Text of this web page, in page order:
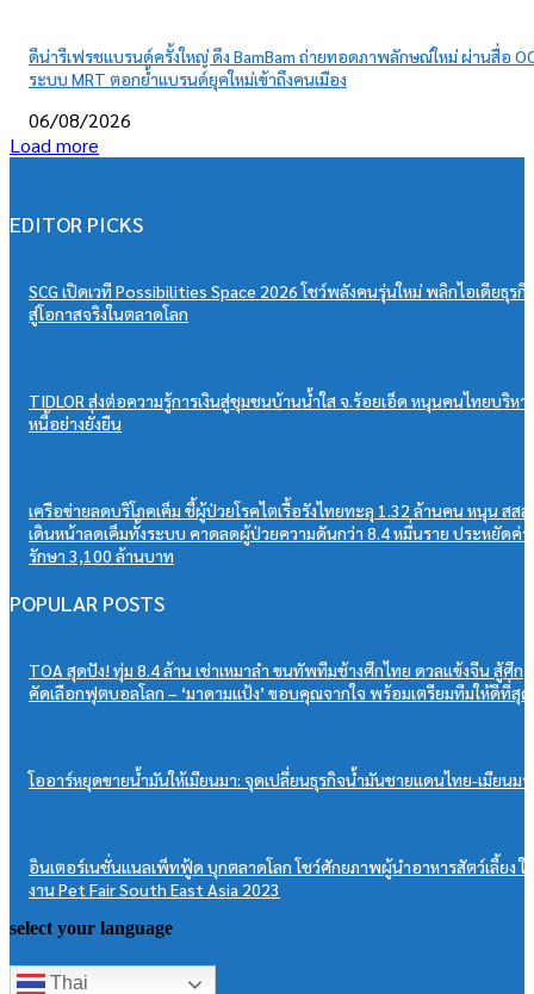
ดีน่ารีเฟรชแบรนด์ครั้งใหญ่ ดึง BamBam ถ่ายทอดภาพลักษณ์ใหม่ ผ่านสื่อ
ระบบ MRT ตอกย้ำแบรนด์ยุคใหม่เข้าถึงคนเมือง
06/08/2026
Load more
EDITOR PICKS
SCG เปิดเวที Possibilities Space 2026 โชว์พลังคนรุ่นใหม่ พลิกไอเดียธุรกิ
สู่โอกาสจริงในตลาดโลก
TIDLOR ส่งต่อความรู้การเงินสู่ชุมชนบ้านน้ำใส จ.ร้อยเอ็ด หนุนคนไทยบริหา
หนี้อย่างยั่งยืน
เครือข่ายลดบริโภคเค็ม ชี้ผู้ป่วยโรคไตเรื้อรังไทยทะลุ 1.32 ล้านคน หนุน สสส.
เดินหน้าลดเค็มทั้งระบบ คาดลดผู้ป่วยความดันกว่า 8.4 หมื่นราย ประหยัดค่า
รักษา 3,100 ล้านบาท
POPULAR POSTS
TOA สุดปัง! ทุ่ม 8.4 ล้าน เช่าเหมาลำ ขนทัพทีมช้างศึกไทย ดวลแข้งจีน สู้ศึก
คัดเลือกฟุตบอลโลก – ‘มาดามแป้ง’ ขอบคุณจากใจ พร้อมเตรียมทีมให้ดีที่สุด
โออาร์หยุดขายน้ำมันให้เมียนมา: จุดเปลี่ยนธุรกิจน้ำมันชายแดนไทย-เมียนมา
อินเตอร์เนชั่นแนลเพ็ทฟู้ด บุกตลาดโลก โชว์ศักยภาพผู้นำอาหารสัตว์เลี้ยง ใ
งาน Pet Fair South East Asia 2023
select your language
Thai